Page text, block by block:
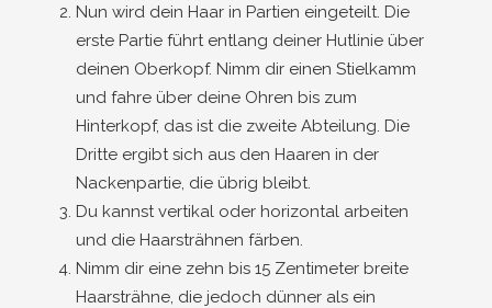
Nun wird dein Haar in Partien eingeteilt. Die
erste Partie führt entlang deiner Hutlinie über
deinen Oberkopf. Nimm dir einen Stielkamm
und fahre über deine Ohren bis zum
Hinterkopf, das ist die zweite Abteilung. Die
Dritte ergibt sich aus den Haaren in der
Nackenpartie, die übrig bleibt.
Du kannst vertikal oder horizontal arbeiten
und die Haarsträhnen färben.
Nimm dir eine zehn bis 15 Zentimeter breite
Haarsträhne, die jedoch dünner als ein